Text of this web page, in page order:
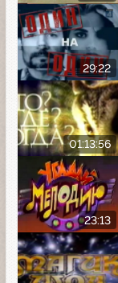
29:22
01:13:56
23:13